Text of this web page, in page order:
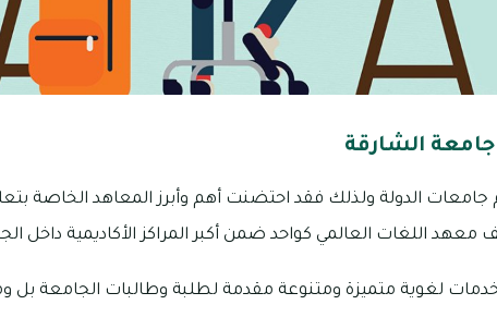
الشارقة
الدولة ولذلك فقد احتضنت أهم وأبرز المعاهد الخاصة
اللغات العالمي كواحد ضمن أكبر المراكز الأكاديمية داخل
لغوية متميزة ومتنوعة مقدمة لطلبة وطالبات الجامعة بل